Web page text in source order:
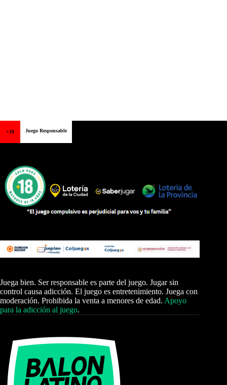
+18 Juego Responsable
Juega bien. Ser responsable es parte del juego. Jugar sin
control causa adicción. El juego es entretenimiento. Juega con
moderación. Prohibida la venta a menores de edad. Apoyo
para la adicción al juego.